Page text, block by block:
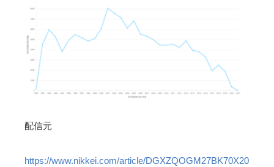
配信元
https://www.nikkei.com/article/DGXZQOGM27BK70X20